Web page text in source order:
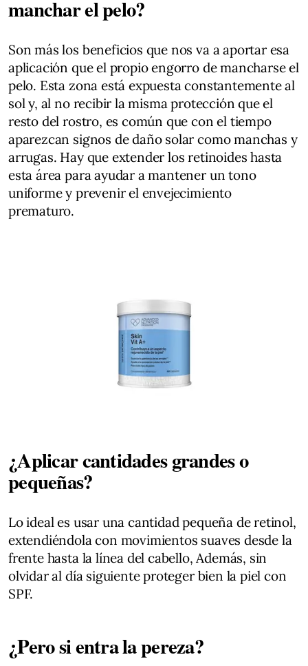
manchar el pelo?
Son más los beneficios que nos va a aportar esa
aplicación que el propio engorro de mancharse el
pelo. Esta zona está expuesta constantemente al
sol y, al no recibir la misma protección que el
resto del rostro, es común que con el tiempo
aparezcan signos de daño solar como manchas y
arrugas. Hay que extender los retinoides hasta
esta área para ayudar a mantener un tono
uniforme y prevenir el envejecimiento
prematuro.
¿Aplicar cantidades grandes o
pequeñas?
Lo ideal es usar una cantidad pequeña de retinol,
extendiéndola con movimientos suaves desde la
frente hasta la línea del cabello, Además, sin
olvidar al día siguiente proteger bien la piel con
SPF.
¿Pero si entra la pereza?